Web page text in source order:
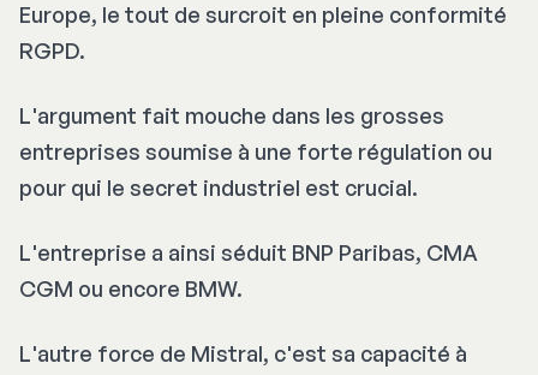
Europe, le tout de surcroit en pleine conformité
RGPD.
L'argument fait mouche dans les grosses
entreprises soumise à une forte régulation ou
pour qui le secret industriel est crucial.
L'entreprise a ainsi séduit BNP Paribas, CMA
CGM ou encore BMW.
L'autre force de Mistral, c'est sa capacité à